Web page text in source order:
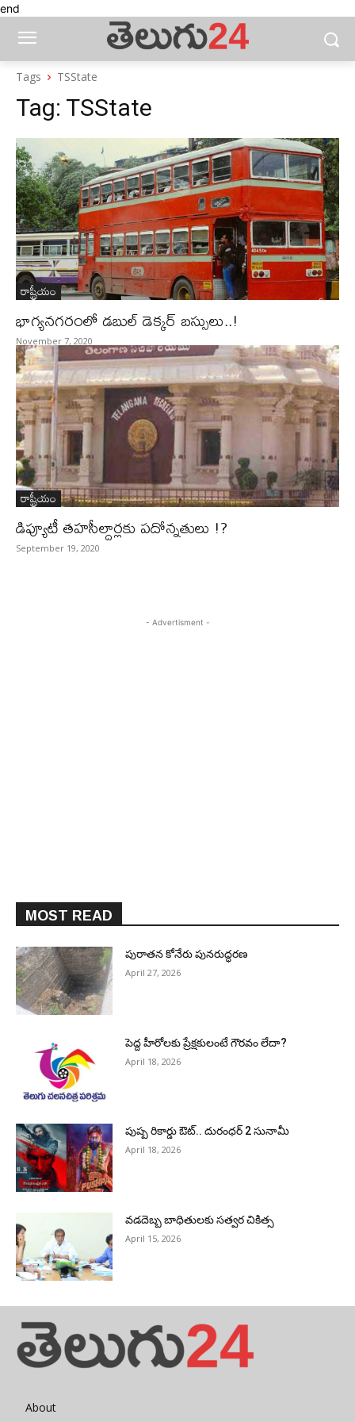
end
Tags TSState
Tag: TSState
రాష్ట్రీయం
భాగ్యనగరంలో డబుల్‌ డెక్కర్‌ బస్సులు..!
November 7, 2020
రాష్ట్రీయం
డిప్యూటీ తహసీల్దార్లకు పదోన్నతులు !?
September 19, 2020
- Advertisment -
MOST READ
పురాత‌న కోనేరు పున‌రుద్ధ‌ర‌ణ
April 27, 2026
పెద్ద హీరోల‌కు ప్రేక్ష‌కులంటే గౌర‌వం లేదా?
April 18, 2026
పుష్ప రికార్డు ఔట్‌.. దురంధ‌ర్ 2 సునామీ
April 18, 2026
వడదెబ్బ బాధితులకు సత్వర చికిత్స
April 15, 2026
About